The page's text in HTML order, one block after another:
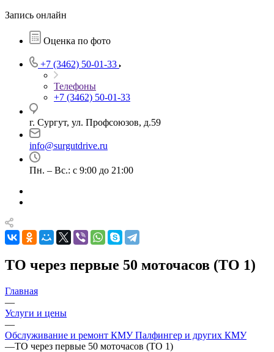
Запись онлайн
Оценка по фото
+7 (3462) 50-01-33
Телефоны
+7 (3462) 50-01-33
г. Сургут, ул. Профсоюзов, д.59
info@surgutdrive.ru
Пн. – Вс.: с 9:00 до 21:00
ТО через первые 50 моточасов (ТО 1)
Главная
—
Услуги и цены
—
Обслуживание и ремонт КМУ Палфингер и других КМУ
—ТО через первые 50 моточасов (ТО 1)